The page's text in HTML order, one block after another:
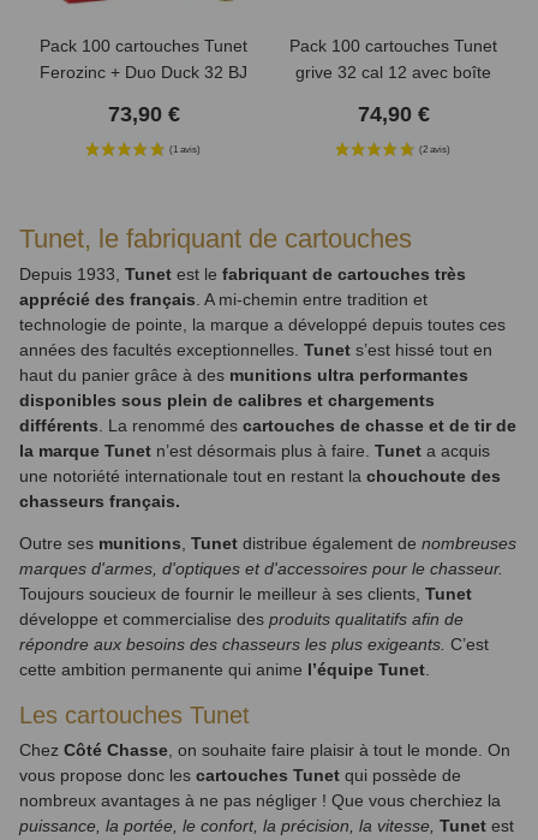
Pack 100 cartouches Tunet
Ferozinc + Duo Duck 32 BJ
73,90 €
Pack 100 cartouches Tunet
grive 32 cal 12 avec boîte
74,90 €
Tunet, le fabriquant de cartouches
Depuis 1933, Tunet est le fabriquant de cartouches très
apprécié des français. A mi-chemin entre tradition et
technologie de pointe, la marque a développé depuis toutes ces
années des facultés exceptionnelles. Tunet s’est hissé tout en
haut du panier grâce à des munitions ultra performantes
disponibles sous plein de calibres et chargements
différents. La renommé des cartouches de chasse et de tir de
la marque Tunet n’est désormais plus à faire. Tunet a acquis
une notoriété internationale tout en restant la chouchoute des
chasseurs français.
Outre ses munitions, Tunet distribue également de nombreuses
marques d'armes, d'optiques et d'accessoires pour le chasseur.
Toujours soucieux de fournir le meilleur à ses clients, Tunet
développe et commercialise des produits qualitatifs afin de
répondre aux besoins des chasseurs les plus exigeants. C’est
cette ambition permanente qui anime l’équipe Tunet.
Les cartouches Tunet
Chez Côté Chasse, on souhaite faire plaisir à tout le monde. On
vous propose donc les cartouches Tunet qui possède de
nombreux avantages à ne pas négliger ! Que vous cherchiez la
puissance, la portée, le confort, la précision, la vitesse, Tunet est